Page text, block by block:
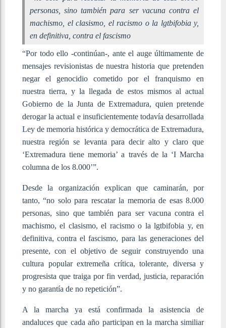
personas, sino también para ser vacuna contra el
machismo, el clasismo, el racismo o la lgtbifobia y,
en definitiva, contra el fascismo
“Por todo ello -continúan-, ante el auge últimamente de
mensajes revisionistas de nuestra historia que pretenden
negar el genocidio cometido por el franquismo en
nuestra tierra, y la llegada de estos mismos al actual
Gobierno de la Junta de Extremadura, quien pretende
derogar la actual e insuficientemente todavía desarrollada
Ley de memoria histórica y democrática de Extremadura,
nuestra región se levanta para decir alto y claro que
‘Extremadura tiene memoria’ a través de la ‘I Marcha
columna de los 8.000’”.
Desde la organización explican que caminarán, por
tanto, “no solo para rescatar la memoria de esas 8.000
personas, sino que también para ser vacuna contra el
machismo, el clasismo, el racismo o la lgtbifobia y, en
definitiva, contra el fascismo, para las generaciones del
presente, con el objetivo de seguir construyendo una
cultura popular extremeña crítica, tolerante, diversa y
progresista que traiga por fin verdad, justicia, reparación
y no garantía de no repetición”.
A la marcha ya está confirmada la asistencia de
andaluces que cada año participan en la marcha similiar